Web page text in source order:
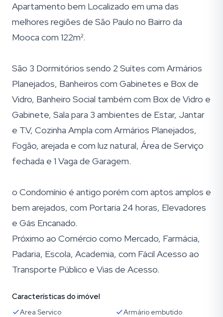
Apartamento bem Localizado em uma das
melhores regiões de São Paulo no Bairro da
Mooca com 122m².
São 3 Dormitórios sendo 2 Suítes com Armários
Planejados, Banheiros com Gabinetes e Box de
Vidro, Banheiro Social também com Box de Vidro e
Gabinete, Sala para 3 ambientes de Estar, Jantar
e T.V, Cozinha Ampla com Armários Planejados,
Fogão, arejada e com luz natural, Área de Serviço
fechada e 1 Vaga de Garagem.
o Condomínio é antigo porém com aptos amplos e
bem arejados, com Portaria 24 horas, Elevadores
e Gás Encanado.
Próximo ao Comércio como Mercado, Farmácia,
Padaria, Escola, Academia, com Fácil Acesso ao
Transporte Público e Vias de Acesso.
Características do imóvel
Area Servico
Armário embutido